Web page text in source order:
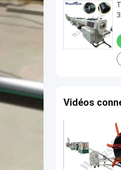
Vidéos